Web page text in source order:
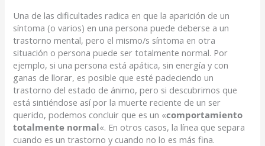
Una de las dificultades radica en que la aparición de un
síntoma (o varios) en una persona puede deberse a un
trastorno mental, pero el mismo/s síntoma en otra
situación o persona puede ser totalmente normal. Por
ejemplo, si una persona está apática, sin energía y con
ganas de llorar, es posible que esté padeciendo un
trastorno del estado de ánimo, pero si descubrimos que
está sintiéndose así por la muerte reciente de un ser
querido, podemos concluir que es un «comportamiento
totalmente normal«. En otros casos, la línea que separa
cuando es un trastorno y cuando no lo es más fina.